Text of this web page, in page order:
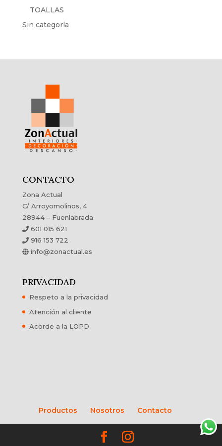
TOALLAS
Sin categoría
CONTACTO
Zona Actual
C/ Arroyomolinos, 4
28944 – Fuenlabrada
601 015 621
916 153 722
info@zonactual.es
PRIVACIDAD
Respeto a la privacidad
Atención al cliente
Acorde a la LOPD
Productos Nosotros Contacto